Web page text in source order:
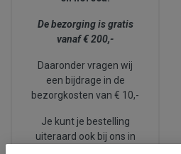
De bezorging is gratis
vanaf € 200,-
Daaronder vragen wij
een bijdrage in de
bezorgkosten van € 10,-
Je kunt je bestelling
uiteraard ook bij ons in